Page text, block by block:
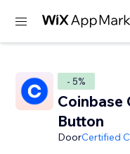
- 5%
Coinbase
Button
DoorCertified